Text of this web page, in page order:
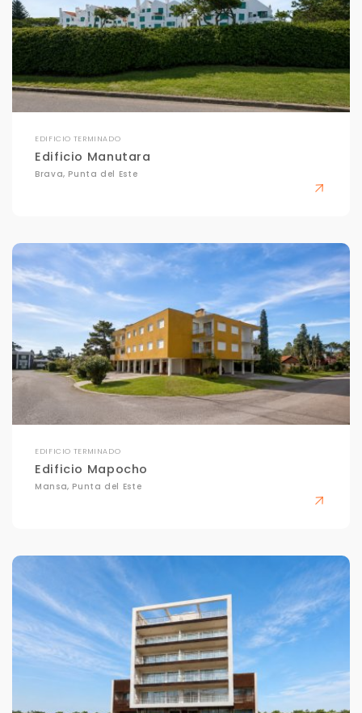
EDIFICIO TERMINADO
Edificio Manutara
Brava, Punta del Este
EDIFICIO TERMINADO
Edificio Mapocho
Mansa, Punta del Este